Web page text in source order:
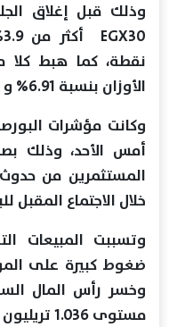
وذلك قبل إغلاق
الأوزان بنسبة 6.91% و 6.23%.
وكانت مؤشرات
أمس الأحد، وذلك
المستثمرين من
خلال الاجتماع المقبل
وتسببت المبيعات
ضغوط كبيرة على
مستوى 1.036 تريليون جنيه.